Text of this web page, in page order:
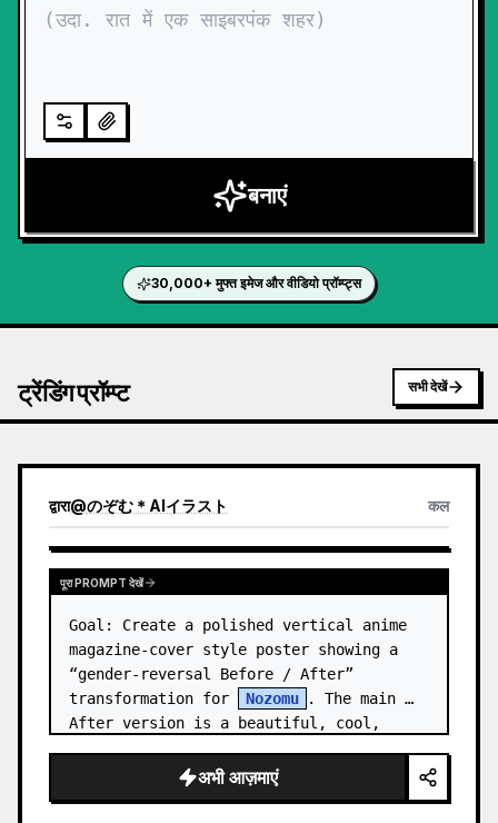
बनाएं
30,000+ मुफ्त इमेज और वीडियो प्रॉम्प्ट्स
ट्रेंडिंग प्रॉम्प्ट सभी देखें
द्वारा@のぞむ＊AIイラスト कल
पूरा PROMPT देखें
Goal: Create a polished vertical anime
magazine-cover style poster showing a
“gender-reversal Before / After”
transformation for
Nozomu
. The main
After version is a beautiful, cool,
अभी आज़माएं